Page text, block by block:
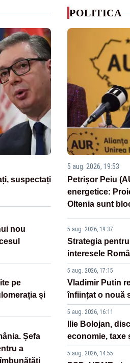
suspectați
nou
pe
și
Șefa
a
POLITICA
5 aug. 2026, 19:53
Petrișor Peiu
energetice:
Oltenia sunt
5 aug. 2026, 19:37
Strategia
interesele
5 aug. 2026, 17:15
Vladimir Putin
înființat o nouă
5 aug. 2026, 16:11
Ilie Bolojan,
economie, taxe
5 aug. 2026, 14:55